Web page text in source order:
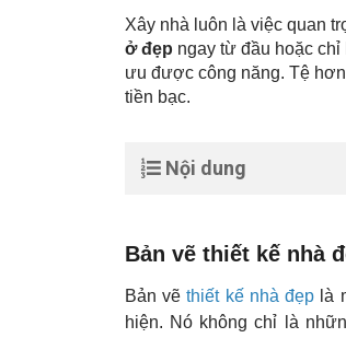
Xây nhà luôn là việc quan
ở đẹp ngay từ đầu hoặc
ưu được công năng. Tệ
tiền bạc.
Nội dung
Bản vẽ thiết kế nhà
Bản vẽthiết kế nhà đẹp là
hiện. Nó không chỉ là